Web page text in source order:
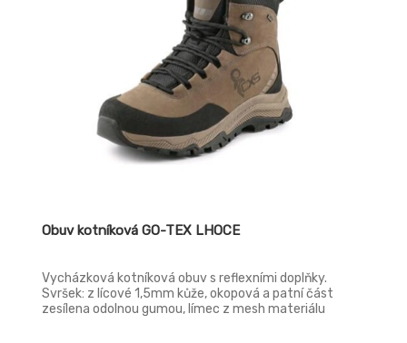
Obuv kotníková GO-TEX LHOCE
Vycházková kotníková obuv s reflexními doplňky.
Svršek: z lícové 1,5mm kůže, okopová a patní část
zesílena odolnou gumou, límec z mesh materiálu